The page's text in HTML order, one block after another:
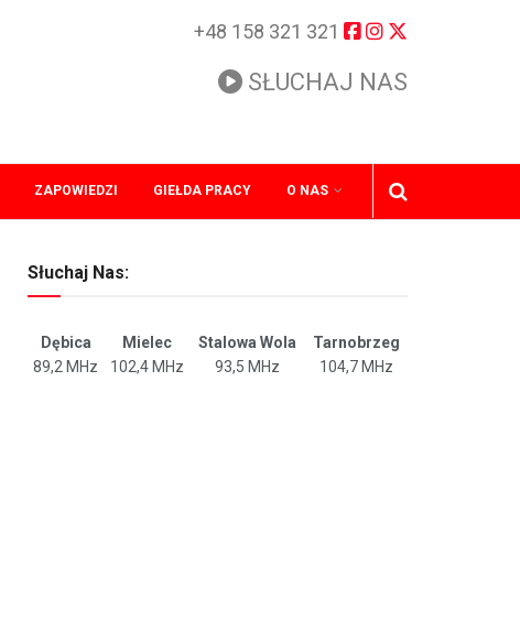
+48 158 321 321
SŁUCHAJ NAS
ZAPOWIEDZI GIEŁDA PRACY O NAS
Słuchaj Nas:
Dębica Mielec Stalowa Wola
Tarnobrzeg
89,2 MHz
102,4 MHz 93,5 MHz 104,7 MHz